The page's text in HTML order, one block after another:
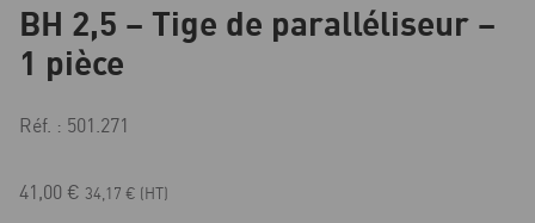
BH 2,5 – Tige de paralléliseur –
1 pièce
Réf. : 501.271
41,00 € 34,17 € (HT)